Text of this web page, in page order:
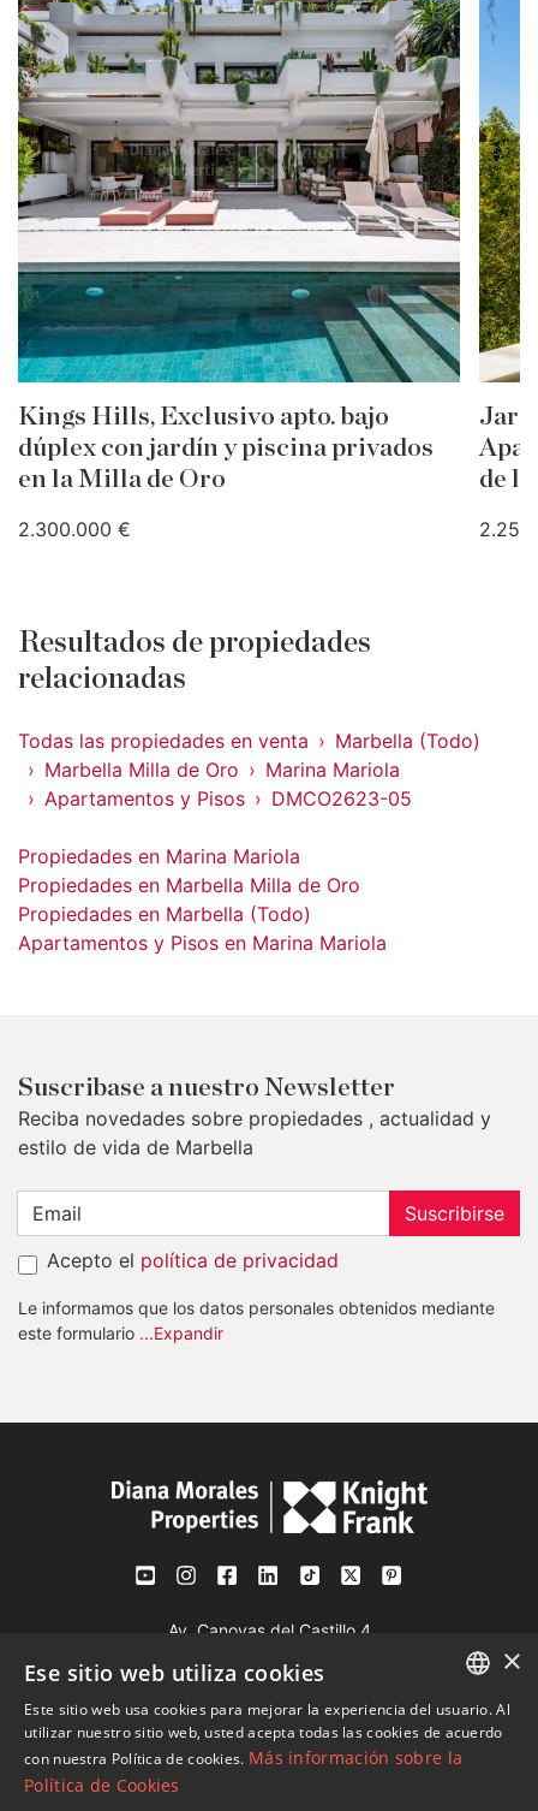
Kings Hills, Exclusivo apto. bajo
dúplex con jardín y piscina privados
en la Milla de Oro
2.300.000 €
de
Resultados de propiedades
relacionadas
Todas las propiedades en venta
Marbella (Todo)
Marbella Milla de Oro
Marina Mariola
Apartamentos y Pisos
DMCO2623-05
Propiedades en Marina Mariola
Propiedades en Marbella Milla de Oro
Propiedades en Marbella (Todo)
Apartamentos y Pisos en Marina Mariola
Suscribase a nuestro Newsletter
Reciba novedades sobre propiedades , actualidad y
estilo de vida de Marbella
Suscribirse
Acepto el política de privacidad
Le informamos que los datos personales obtenidos mediante
este formulario ...Expandir
Av. Canovas del Castillo 4
29601 Marbella
Ver en mapa
ENGLISH
SPANISH
×
Ese sitio web utiliza cookies
Este sitio web usa cookies para mejorar la experiencia del usuario. Al
utilizar nuestro sitio web, usted acepta todas las cookies de acuerdo
con nuestra Política de cookies. Más información sobre la
Política de Cookies